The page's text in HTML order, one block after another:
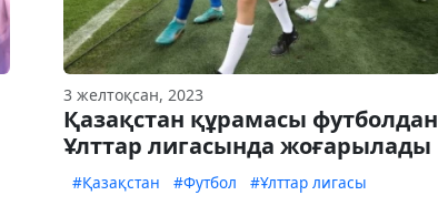
3 желтоқсан, 2023
Қазақстан құрамасы футболдан
Ұлттар лигасында жоғарылады
#Қазақстан #Футбол #Ұлттар лигасы